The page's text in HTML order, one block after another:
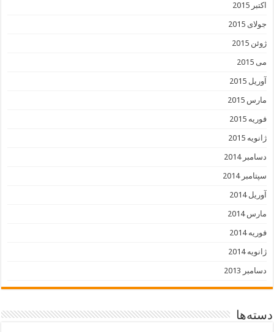
اکتبر 2015
جولای 2015
ژوئن 2015
می 2015
آوریل 2015
مارس 2015
فوریه 2015
ژانویه 2015
دسامبر 2014
سپتامبر 2014
آوریل 2014
مارس 2014
فوریه 2014
ژانویه 2014
دسامبر 2013
دسته‌ها